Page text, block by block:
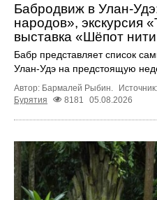
Бабродвиж в Улан-
народов», экскурсия
выставка «Шёпот
Бабр представляет список
Улан-Удэ на предстоящую
Автор: Бармалей Рыбин. Источник:
Бурятия
8181 05.08.2026